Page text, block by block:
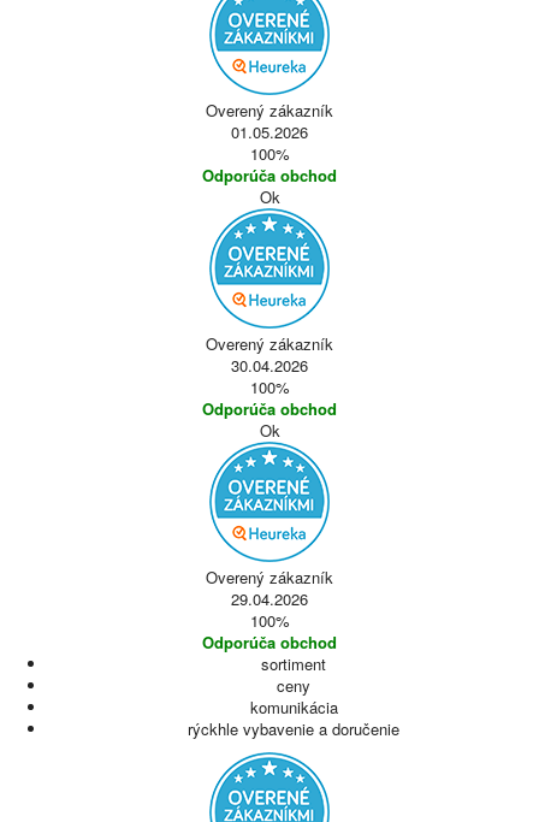
Overený zákazník
01.05.2026
100%
Odporúča obchod
Ok
Overený zákazník
30.04.2026
100%
Odporúča obchod
Ok
Overený zákazník
29.04.2026
100%
Odporúča obchod
sortiment
ceny
komunikácia
rýckhle vybavenie a doručenie